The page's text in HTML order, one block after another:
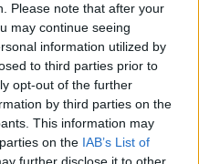
Please note that after your
may continue seeing
information utilized by
to third parties prior to
opt-out of the further
by third parties on the
This information may
on the IAB’s List of
μωρά: Ελευθερία ή
είναι πλέον ένα από τα
Το μόνιτορ με το οποίο
κοιμάται στο δίπλα δωμάτιο
ασφάλειας και ελευθερίας.
άλλο με ηρεμία, ενώ
την κατάσταση του βρέφους